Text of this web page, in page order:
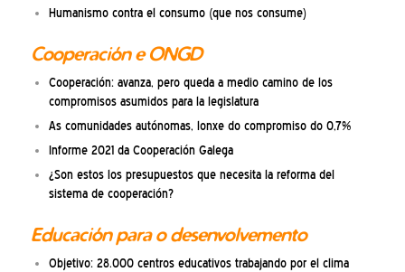
Humanismo contra el consumo (que nos consume)
Cooperación e ONGD
Cooperación: avanza, pero queda a medio camino de los
compromisos asumidos para la legislatura
As comunidades autónomas, lonxe do compromiso do 0,7%
Informe 2021 da Cooperación Galega
¿Son estos los presupuestos que necesita la reforma del
sistema de cooperación?
Educación para o desenvolvemento
Objetivo: 28.000 centros educativos trabajando por el clima